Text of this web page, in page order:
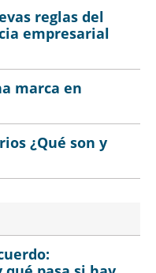
reglas del
empresarial
marca en
¿Qué son y